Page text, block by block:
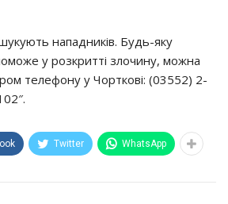
нaпaдникiв. Бyдь-якy
y poзкpиттi злoчинy, мoжнa
тeлeфoнy y Чopткoвi: (03552) 2-
Twitter WhatsApp